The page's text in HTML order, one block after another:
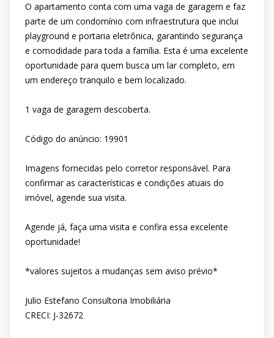
O apartamento conta com uma vaga de garagem e faz
parte de um condomínio com infraestrutura que inclui
playground e portaria eletrônica, garantindo segurança
e comodidade para toda a família. Esta é uma excelente
oportunidade para quem busca um lar completo, em
um endereço tranquilo e bem localizado.
1 vaga de garagem descoberta.
Código do anúncio: 19901
Imagens fornecidas pelo corretor responsável. Para
confirmar as características e condições atuais do
imóvel, agende sua visita.
Agende já, faça uma visita e confira essa excelente
oportunidade!
*valores sujeitos a mudanças sem aviso prévio*
Julio Estefano Consultoria Imobiliária
CRECI: J-32672